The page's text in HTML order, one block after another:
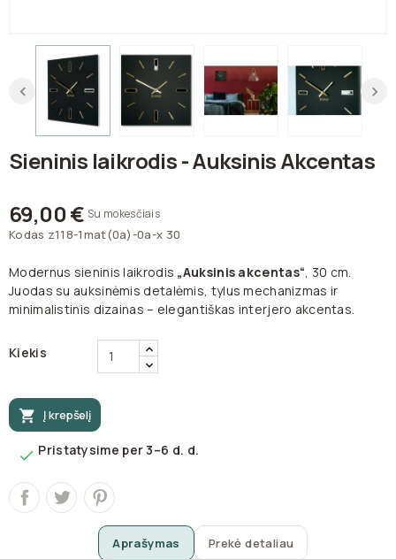
Sieninis laikrodis - Auksinis Akcentas
69,00 € Su mokesčiais
Kodas z118-1mat(0a)-0a-x 30
Modernus sieninis laikrodis „Auksinis akcentas“ , 30 cm.
Juodas su auksinėmis detalėmis, tylus mechanizmas ir
minimalistinis dizainas – elegantiškas interjero akcentas.
Kiekis
 Į krepšelį
 Pristatysime per 3–6 d. d.
Aprašymas Prekė detaliau